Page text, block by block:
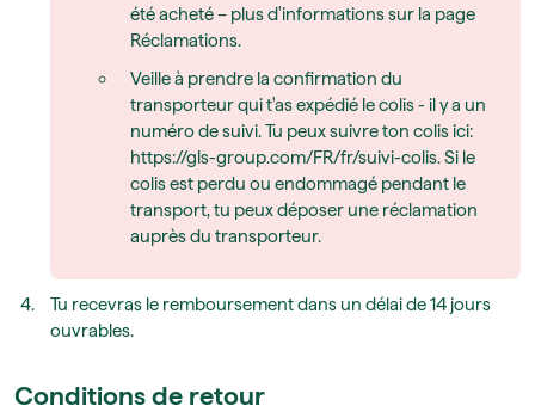
été acheté – plus d'informations sur la page
Réclamations.
Veille à prendre la confirmation du
transporteur qui t'as expédié le colis - il y a un
numéro de suivi. Tu peux suivre ton colis ici:
https://gls-group.com/FR/fr/suivi-colis. Si le
colis est perdu ou endommagé pendant le
transport, tu peux déposer une réclamation
auprès du transporteur.
Tu recevras le remboursement dans un délai de 14 jours
ouvrables.
Conditions de retour